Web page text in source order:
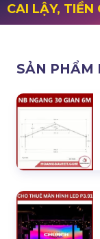
CAI LẬY, TIỀN
SẢN PHẨM